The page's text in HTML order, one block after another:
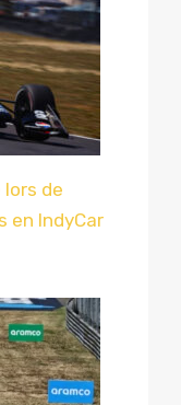
lors de
en IndyCar